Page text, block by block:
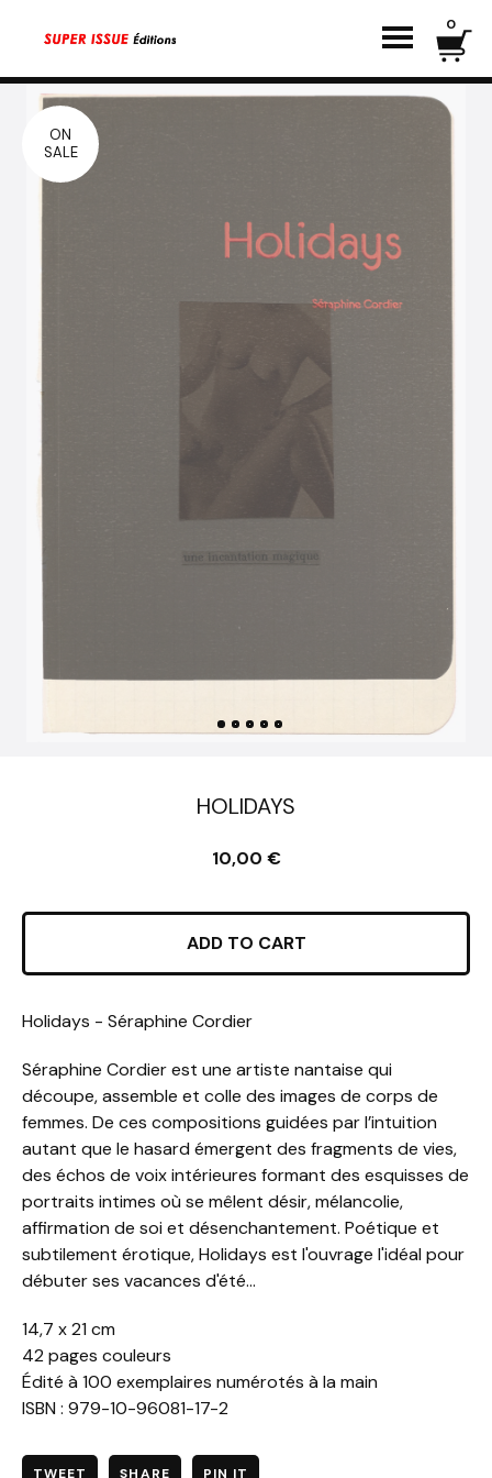
0
ON
SALE
HOLIDAYS
10,00 €
ADD TO CART
Holidays - Séraphine Cordier
Séraphine Cordier est une artiste nantaise qui
découpe, assemble et colle des images de corps de
femmes. De ces compositions guidées par l’intuition
autant que le hasard émergent des fragments de vies,
des échos de voix intérieures formant des esquisses de
portraits intimes où se mêlent désir, mélancolie,
affirmation de soi et désenchantement. Poétique et
subtilement érotique, Holidays est l'ouvrage l'idéal pour
débuter ses vacances d'été...
14,7 x 21 cm
42 pages couleurs
Édité à 100 exemplaires numérotés à la main
ISBN : 979-10-96081-17-2
TWEET SHARE PIN IT